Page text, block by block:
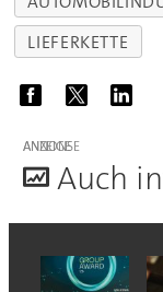
LIEFERKETTE
ANZEIGE
Auch